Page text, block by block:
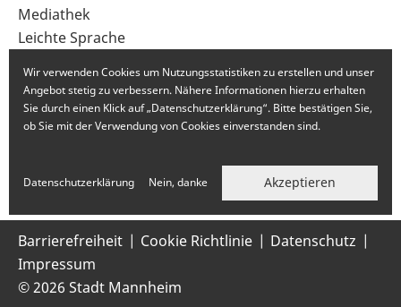
Mediathek
Leichte Sprache
Barrierefreiheit Cookie Richtlinie
Datenschutz
Impressum
© 2026 Stadt Mannheim
Wir verwenden Cookies um Nutzungsstatistiken zu erstellen und unser
Angebot stetig zu verbessern. Nähere Informationen hierzu erhalten
Sie durch einen Klick auf „Datenschutzerklärung“. Bitte bestätigen Sie,
ob Sie mit der Verwendung von Cookies einverstanden sind.
Datenschutzerklärung Nein, danke Akzeptieren